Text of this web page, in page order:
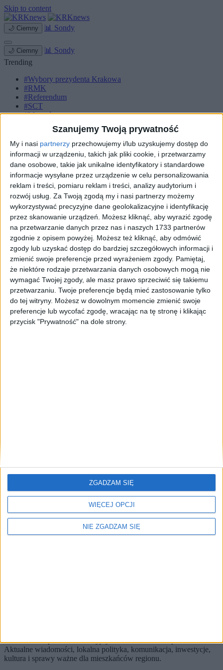
Szanujemy Twoją prywatność
My i nasi partnerzy przechowujemy i/lub uzyskujemy dostęp do
informacji w urządzeniu, takich jak pliki cookie, i przetwarzamy
dane osobowe, takie jak unikalne identyfikatory i standardowe
informacje wysyłane przez urządzenie w celu personalizowania
reklam i treści, pomiaru reklam i treści, analizy audytorium i
rozwój usług. Za Twoją zgodą my i nasi partnerzy możemy
wykorzystywać precyzyjne dane geolokalizacyjne i identyfikację
przez skanowanie urządzeń. Możesz kliknąć, aby wyrazić zgodę
na przetwarzanie danych przez nas i naszych 1733 partnerów
zgodnie z opisem powyżej. Możesz też kliknąć, aby odmówić
zgody lub uzyskać dostęp do bardziej szczegółowych informacji i
zmienić swoje preferencje przed wyrażeniem zgody. Pamiętaj,
że niektóre rodzaje przetwarzania danych osobowych mogą nie
wymagać Twojej zgody, ale masz prawo sprzeciwić się takiemu
przetwarzaniu. Twoje preferencje będą mieć zastosowanie tylko
do tej witryny. Możesz w dowolnym momencie zmienić swoje
preferencje lub wycofać zgodę, wracając na tę stronę i klikając
przycisk "Prywatność" na dole strony.
WIĘCEJ OPCJI
NIE ZGADZAM SIĘ
ZGADZAM SIĘ
Skip to content
🌙 Ciemny 📊 Sondy
🌙 Ciemny 📊 Sondy
Trending
#Wybory prezydenta Krakowa
#RMK
#Referendum
#SCT
#Marcyś
Strona główna
Miasto
Komunikacja
Zieleń
Inwestycje
Biznes
Sport
Kultura
Małopolska
Kryminalne
Tag #krajowe połączenia lotnicze
#krajowe połączenia lotnicze
artykułówBiznesKomunikacjaMiastoNajnowsze Region
Sortuj:
Kategoria:
TOPBiznes
🔥
1)
Krajowe połączenia lotnicze to duża oszczędność czasu
KRKnews to portal informacyjny o Krakowie i Małopolsce.
Aktualne wiadomości, lokalna polityka, komunikacja, inwestycje,
kultura i sprawy ważne dla mieszkańców regionu.